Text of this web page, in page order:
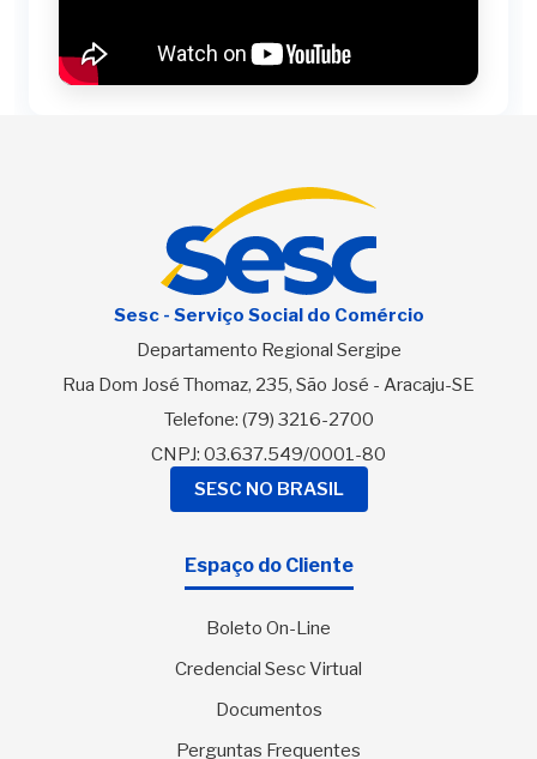
Sesc - Serviço Social do Comércio
Departamento Regional Sergipe
Rua Dom José Thomaz, 235, São José - Aracaju-SE
Telefone: (79) 3216-2700
CNPJ: 03.637.549/0001-80
SESC NO BRASIL
Espaço do Cliente
Boleto On-Line
Credencial Sesc Virtual
Documentos
Perguntas Frequentes